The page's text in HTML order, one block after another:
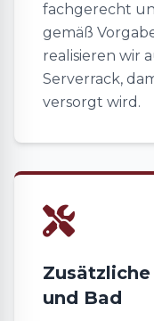
fachgerecht
gemäß
realisieren wir
Serverrack,
versorgt wird.
und Bad